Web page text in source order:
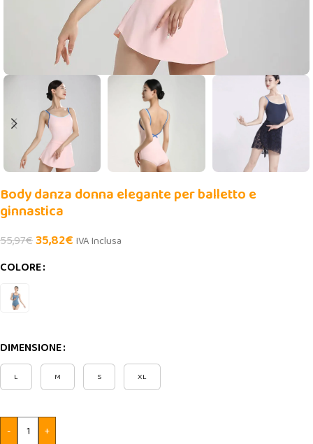
Body danza donna elegante per balletto e
ginnastica
55,97€35,82€ IVA Inclusa
COLORE
DIMENSIONE
L M S XL
- +